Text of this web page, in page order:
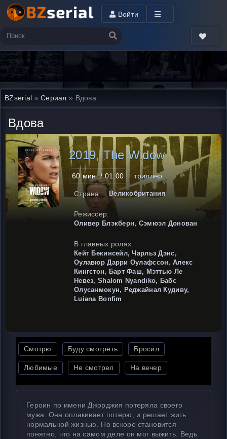
Войти
BZserial »Сериал » Вдова
Вдова
2019, The Widow
60 мин. / 01:00 триллер
Страна: Великобритания
Режиссер:
Оливер Блэкберн, Сэмюэл Донован
В главных ролях:
Кейт Бекинсейл, Чарльз Дэнс,
Оулавюр Дарри Оулафссон, Алекс
Кингстон, Барт Фаш, Мэттью Ле
Невез, Shalom Nyandiko, Бабс
Олусанмокун, Реджайнал Кудиву,
Luiana Bonfim
Смотрю Буду смотреть Бросил
Любимые Не смотрел На вечер
Героин по имени Джорджия потеряла своего
мужа. Она оплакивает потерю, и решает жить
нормальной жизнью. Но вскоре становится
понятно, что на самом деле он мог выжить. Ведь